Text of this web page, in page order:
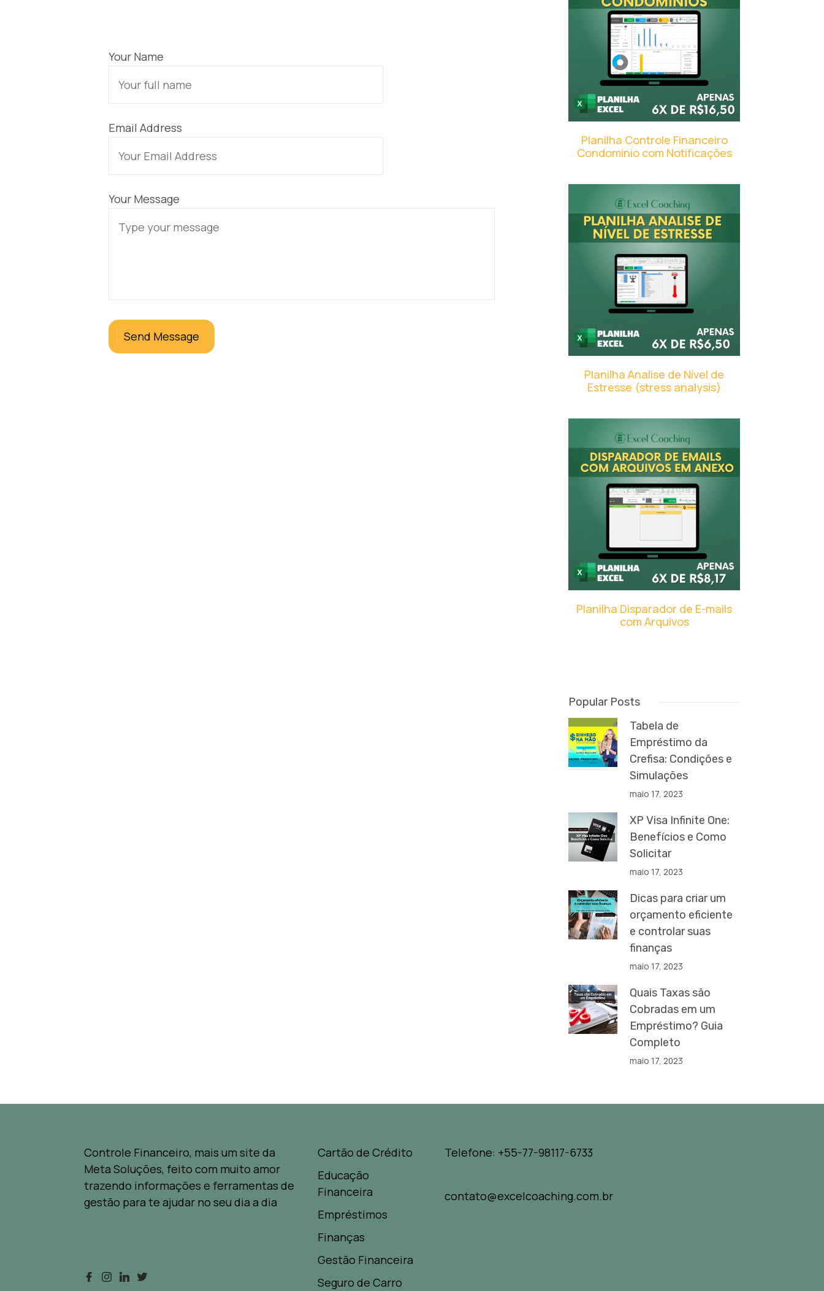
Your Name
Email Address
Your Message
Planilha Controle Financeiro
Condominio com Notificações
Planilha Analise de Nível de
Estresse (stress analysis)
Planilha Disparador de E-mails
com Arquivos
Popular Posts
Tabela de
Empréstimo da
Crefisa: Condições e
Simulações
maio 17, 2023
XP Visa Infinite One:
Benefícios e Como
Solicitar
maio 17, 2023
Dicas para criar um
orçamento eficiente
e controlar suas
finanças
maio 17, 2023
Quais Taxas são
Cobradas em um
Empréstimo? Guia
Completo
maio 17, 2023
Controle Financeiro, mais um site da
Meta Soluções, feito com muito amor
trazendo informações e ferramentas de
gestão para te ajudar no seu dia a dia
Cartão de Crédito
Educação
Financeira
Empréstimos
Finanças
Gestão Financeira
Seguro de Carro
Telefone: +55-77-98117-6733
contato@excelcoaching.com.br